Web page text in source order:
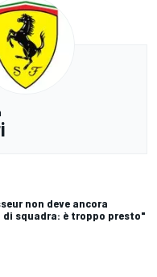
non deve ancora
squadra: è troppo presto"